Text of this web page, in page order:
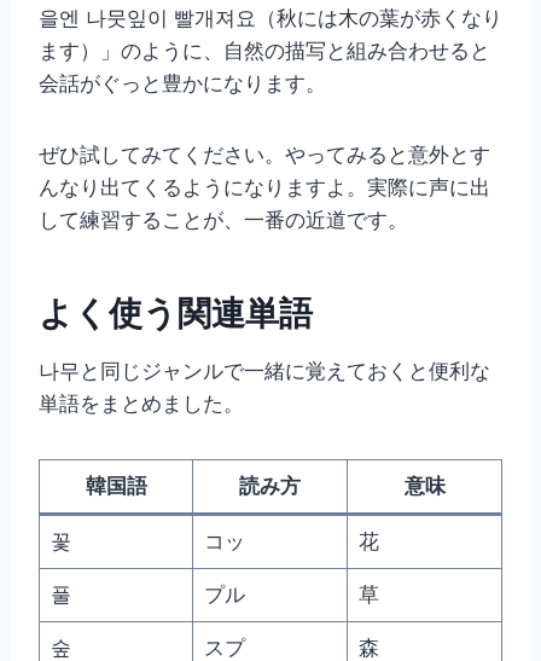
을엔 나뭇잎이 빨개져요（秋には木の葉が赤くなり
ます）」のように、自然の描写と組み合わせると
会話がぐっと豊かになります。
ぜひ試してみてください。やってみると意外とす
んなり出てくるようになりますよ。実際に声に出
して練習することが、一番の近道です。
よく使う関連単語
나무と同じジャンルで一緒に覚えておくと便利な
単語をまとめました。
韓国語 読み方 意味
꽃 コッ 花
풀 プル 草
숲 スプ 森